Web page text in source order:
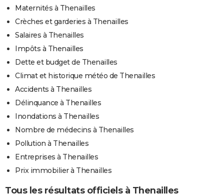
Maternités à Thenailles
Crèches et garderies à Thenailles
Salaires à Thenailles
Impôts à Thenailles
Dette et budget de Thenailles
Climat et historique météo de Thenailles
Accidents à Thenailles
Délinquance à Thenailles
Inondations à Thenailles
Nombre de médecins à Thenailles
Pollution à Thenailles
Entreprises à Thenailles
Prix immobilier à Thenailles
Tous les résultats officiels à Thenailles